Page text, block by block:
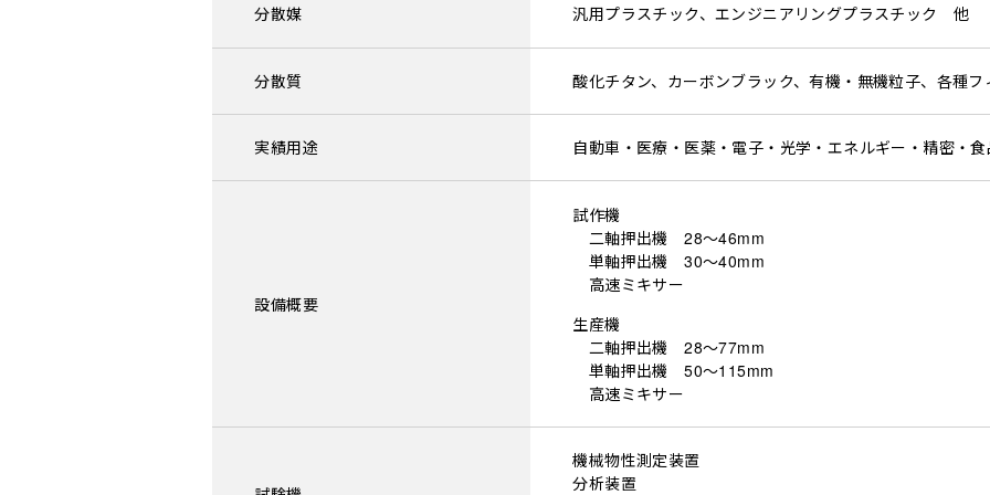
分散媒 汎用プラスチック、エンジニアリングプラスチック 他
分散質 酸化チタン、カーボンブラック、有機・無機粒子、各種フ
実績用途 自動車・医療・医薬・電子・光学・エネルギー・精密・食
設備概要
試作機
二軸押出機 28～46mm
単軸押出機 30～40mm
高速ミキサー
生産機
二軸押出機 28～77mm
単軸押出機 50～115mm
高速ミキサー
機械物性測定装置
分析装置